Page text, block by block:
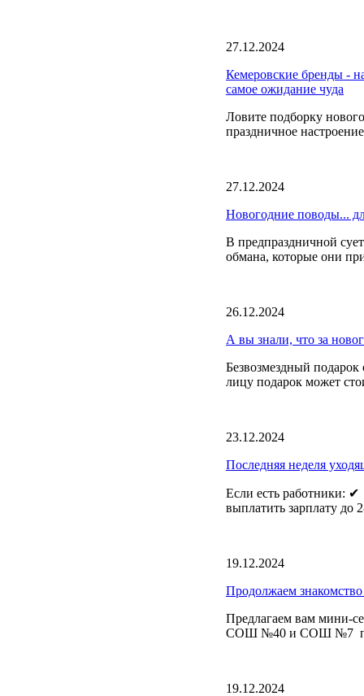
27.12.2024
Кемеровские бренды -
самое ожидание чуда
Ловите подборку
праздничное
27.12.2024
Новогодние поводы...
В предпраздничной
обмана, которые они
26.12.2024
А вы знали, что за
Безвозмездный
лицу подарок может
23.12.2024
Последняя неделя
Если есть работники:
выплатить зарплату до
19.12.2024
Продолжаем
Предлагаем вам мини-
СОШ №40 и СОШ №7
19.12.2024